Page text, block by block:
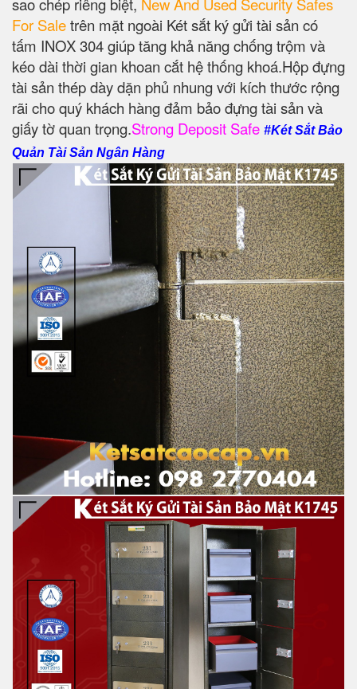
For Saletrên mặt ngoài Két sắt ký gửi tài sản có
tấm INOX 304 giúp tăng khả năng chống trộm và
kéo dài thời gian khoan cắt hệ thống khoá.Hộp đựng
tài sản thép dày dặn phủ nhung với kích thước rộng
rãi cho quý khách hàng đảm bảo đựng tài sản và
giấy tờ quan trọng.Strong Deposit Safe #Két Sắt Bảo
Quản Tài Sản Ngân Hàng